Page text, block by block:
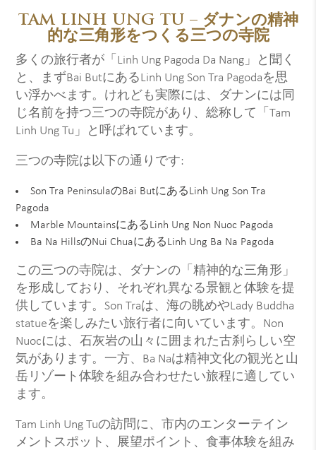
TAM LINH UNG TU – ダナンの精神
的な三角形をつくる三つの寺院
多くの旅行者が「Linh Ung Pagoda Da Nang」と聞く
と、まずBai ButにあるLinh Ung Son Tra Pagodaを思
い浮かべます。けれども実際には、ダナンには同
じ名前を持つ三つの寺院があり、総称して「Tam
Linh Ung Tu」と呼ばれています。
三つの寺院は以下の通りです:
Son Tra PeninsulaのBai ButにあるLinh Ung Son Tra
Pagoda
Marble MountainsにあるLinh Ung Non Nuoc Pagoda
Ba Na HillsのNui ChuaにあるLinh Ung Ba Na Pagoda
この三つの寺院は、ダナンの「精神的な三角形」
を形成しており、それぞれ異なる景観と体験を提
供しています。Son Traは、海の眺めやLady Buddha
statueを楽しみたい旅行者に向いています。Non
Nuocには、石灰岩の山々に囲まれた古刹らしい空
気があります。一方、Ba Naは精神文化の観光と山
岳リゾート体験を組み合わせたい旅程に適してい
ます。
Tam Linh Ung Tuの訪問に、市内のエンターテイン
メントスポット、展望ポイント、食事体験を組み